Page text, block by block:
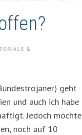
&
geht
und auch ich habe
Jedoch möchte
noch auf 10